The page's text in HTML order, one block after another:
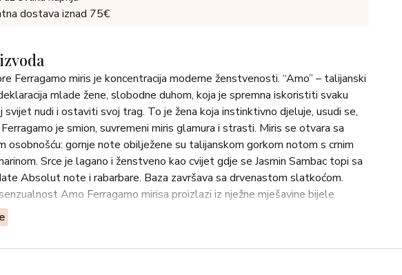
dostava iznad 75€
Ferragamo miris je koncentracija moderne ženstvenosti. “Amo” – talijanski
mlade žene, slobodne duhom, koja je spremna iskoristiti svaku
svijet nudi i ostaviti svoj trag. To je žena koja instinktivno djeluje, usudi se,
je smion, suvremeni miris glamura i strasti. Miris se otvara sa
osobnošću: gornje note obilježene su talijanskom gorkom notom s crnim
Srce je lagano i ženstveno kao cvijet gdje se Jasmin Sambac topi sa
Absolut note i rabarbare. Baza završava sa drvenastom slatkoćom.
Amo Ferragamo mirisa proizlazi iz nježne mješavine bijele
Absolute, ambroxa i sandalovine.